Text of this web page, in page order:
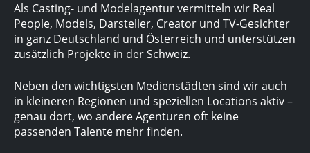
Als Casting- und Modelagentur vermitteln wir Real
People, Models, Darsteller, Creator und TV-Gesichter
in ganz Deutschland und Österreich und unterstützen
zusätzlich Projekte in der Schweiz.
Neben den wichtigsten Medienstädten sind wir auch
in kleineren Regionen und speziellen Locations aktiv –
genau dort, wo andere Agenturen oft keine
passenden Talente mehr finden.